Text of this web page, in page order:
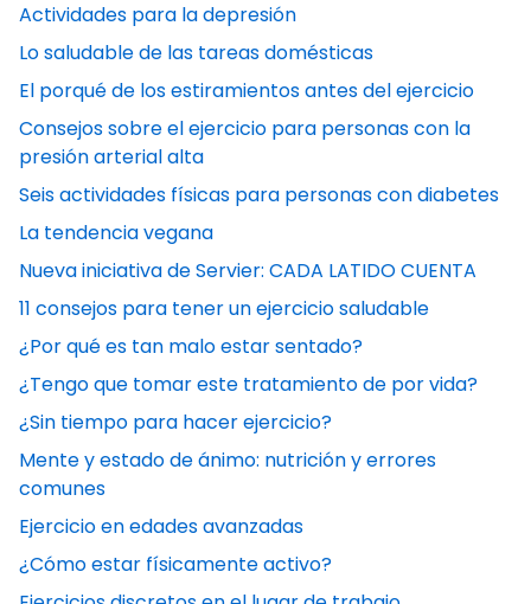
Actividades para la depresión
Lo saludable de las tareas domésticas
El porqué de los estiramientos antes del ejercicio
Consejos sobre el ejercicio para personas con la
presión arterial alta
Seis actividades físicas para personas con diabetes
La tendencia vegana
Nueva iniciativa de Servier: CADA LATIDO CUENTA
11 consejos para tener un ejercicio saludable
¿Por qué es tan malo estar sentado?
¿Tengo que tomar este tratamiento de por vida?
¿Sin tiempo para hacer ejercicio?
Mente y estado de ánimo: nutrición y errores
comunes
Ejercicio en edades avanzadas
¿Cómo estar físicamente activo?